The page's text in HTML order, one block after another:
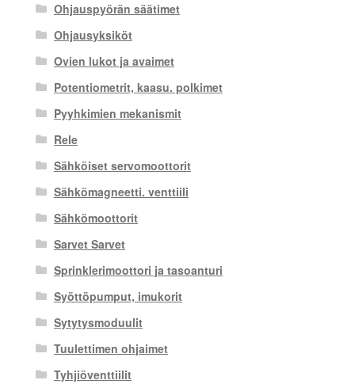
Ohjauspyörän säätimet
Ohjausyksiköt
Ovien lukot ja avaimet
Potentiometrit, kaasu. polkimet
Pyyhkimien mekanismit
Rele
Sähköiset servomoottorit
Sähkömagneetti. venttiili
Sähkömoottorit
Sarvet Sarvet
Sprinklerimoottori ja tasoanturi
Syöttöpumput, imukorit
Sytytysmoduulit
Tuulettimen ohjaimet
Tyhjiöventtiilit